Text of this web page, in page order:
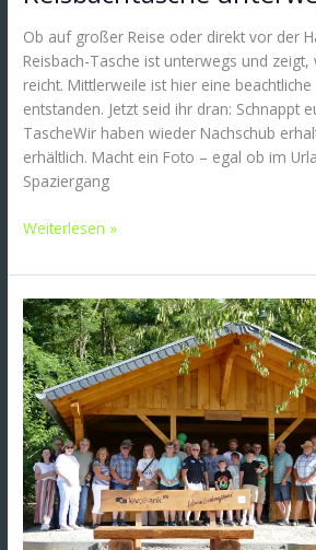
Ob auf großer Reise oder direkt vor der
Reisbach-Tasche ist unterwegs und
reicht. Mittlerweile ist hier eine
entstanden. Jetzt seid ihr dran: Schnappt
TascheWir haben wieder Nachschub
erhältlich. Macht ein Foto – egal ob im
Spaziergang
Weiterlesen »
Reisbach
feiert
zwei
neue
Begegnungsorte:
Outdoor
Fitnesspark
und
Akazien
Hütte